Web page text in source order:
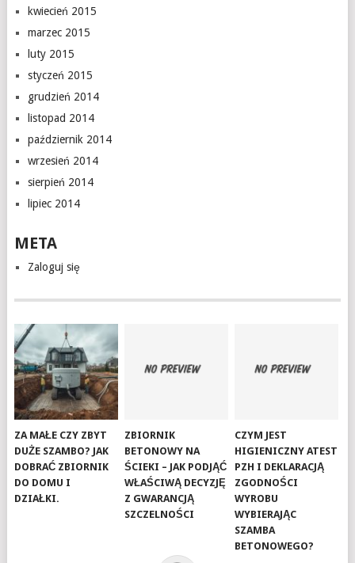
kwiecień 2015
marzec 2015
luty 2015
styczeń 2015
grudzień 2014
listopad 2014
październik 2014
wrzesień 2014
sierpień 2014
lipiec 2014
META
Zaloguj się
ZA MAŁE CZY ZBYT
DUŻE SZAMBO? JAK
DOBRAĆ ZBIORNIK
DO DOMU I
DZIAŁKI.
ZBIORNIK
BETONOWY NA
ŚCIEKI – JAK PODJĄĆ
WŁAŚCIWĄ DECYZJĘ
Z GWARANCJĄ
SZCZELNOŚCI
CZYM JEST
HIGIENICZNY ATEST
PZH I DEKLARACJĄ
ZGODNOŚCI
WYROBU
WYBIERAJĄC
SZAMBA
BETONOWEGO?